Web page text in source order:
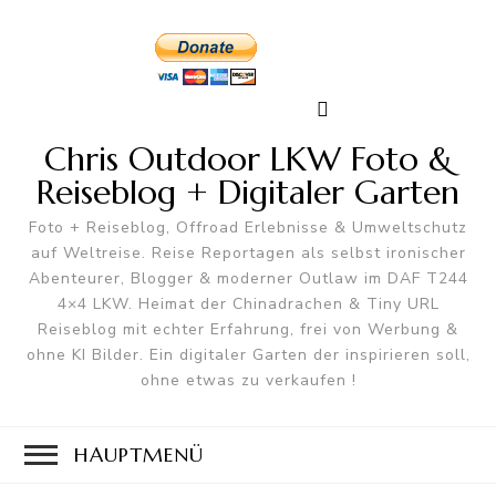
Chris Outdoor LKW Foto &
Reiseblog + Digitaler Garten
Foto + Reiseblog, Offroad Erlebnisse & Umweltschutz
auf Weltreise. Reise Reportagen als selbst ironischer
Abenteurer, Blogger & moderner Outlaw im DAF T244
4×4 LKW. Heimat der Chinadrachen & Tiny URL
Reiseblog mit echter Erfahrung, frei von Werbung &
ohne KI Bilder. Ein digitaler Garten der inspirieren soll,
ohne etwas zu verkaufen !
HAUPTMENÜ